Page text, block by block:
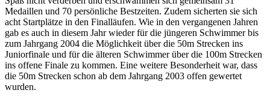
Medaillen und 70 persönliche Bestzeiten. Zudem sicherten sie sich
acht Startplätze in den Finalläufen. Wie in den vergangenen Jahren
gab es auch in diesem Jahr wieder für die jüngeren Schwimmer bis
zum Jahrgang 2004 die Möglichkeit über die 50m Strecken ins
Juniorfinale und für die älteren Schwimmer über die 100m Strecken
ins offene Finale zu kommen. Eine weitere Besonderheit war, dass
die 50m Strecken schon ab dem Jahrgang 2003 offen gewertet
wurden.